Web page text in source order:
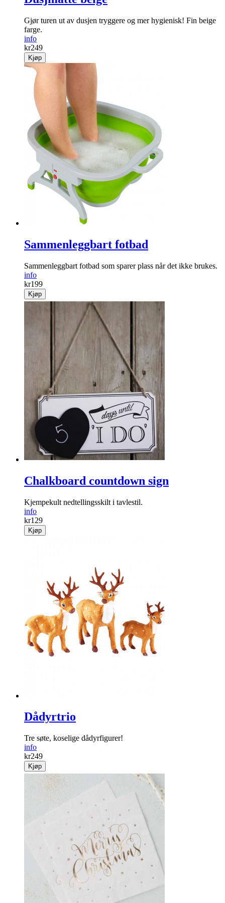
Gjør turen ut av dusjen tryggere og mer hygienisk! Fin beige
farge.
info
kr249
Kjøp
Sammenleggbart fotbad
Sammenleggbart fotbad som sparer plass når det ikke brukes.
info
kr199
Kjøp
Chalkboard countdown sign
Kjempekult nedtellingsskilt i tavlestil.
info
kr129
Kjøp
Dådyrtrio
Tre søte, koselige dådyr­figurer!
info
kr249
Kjøp